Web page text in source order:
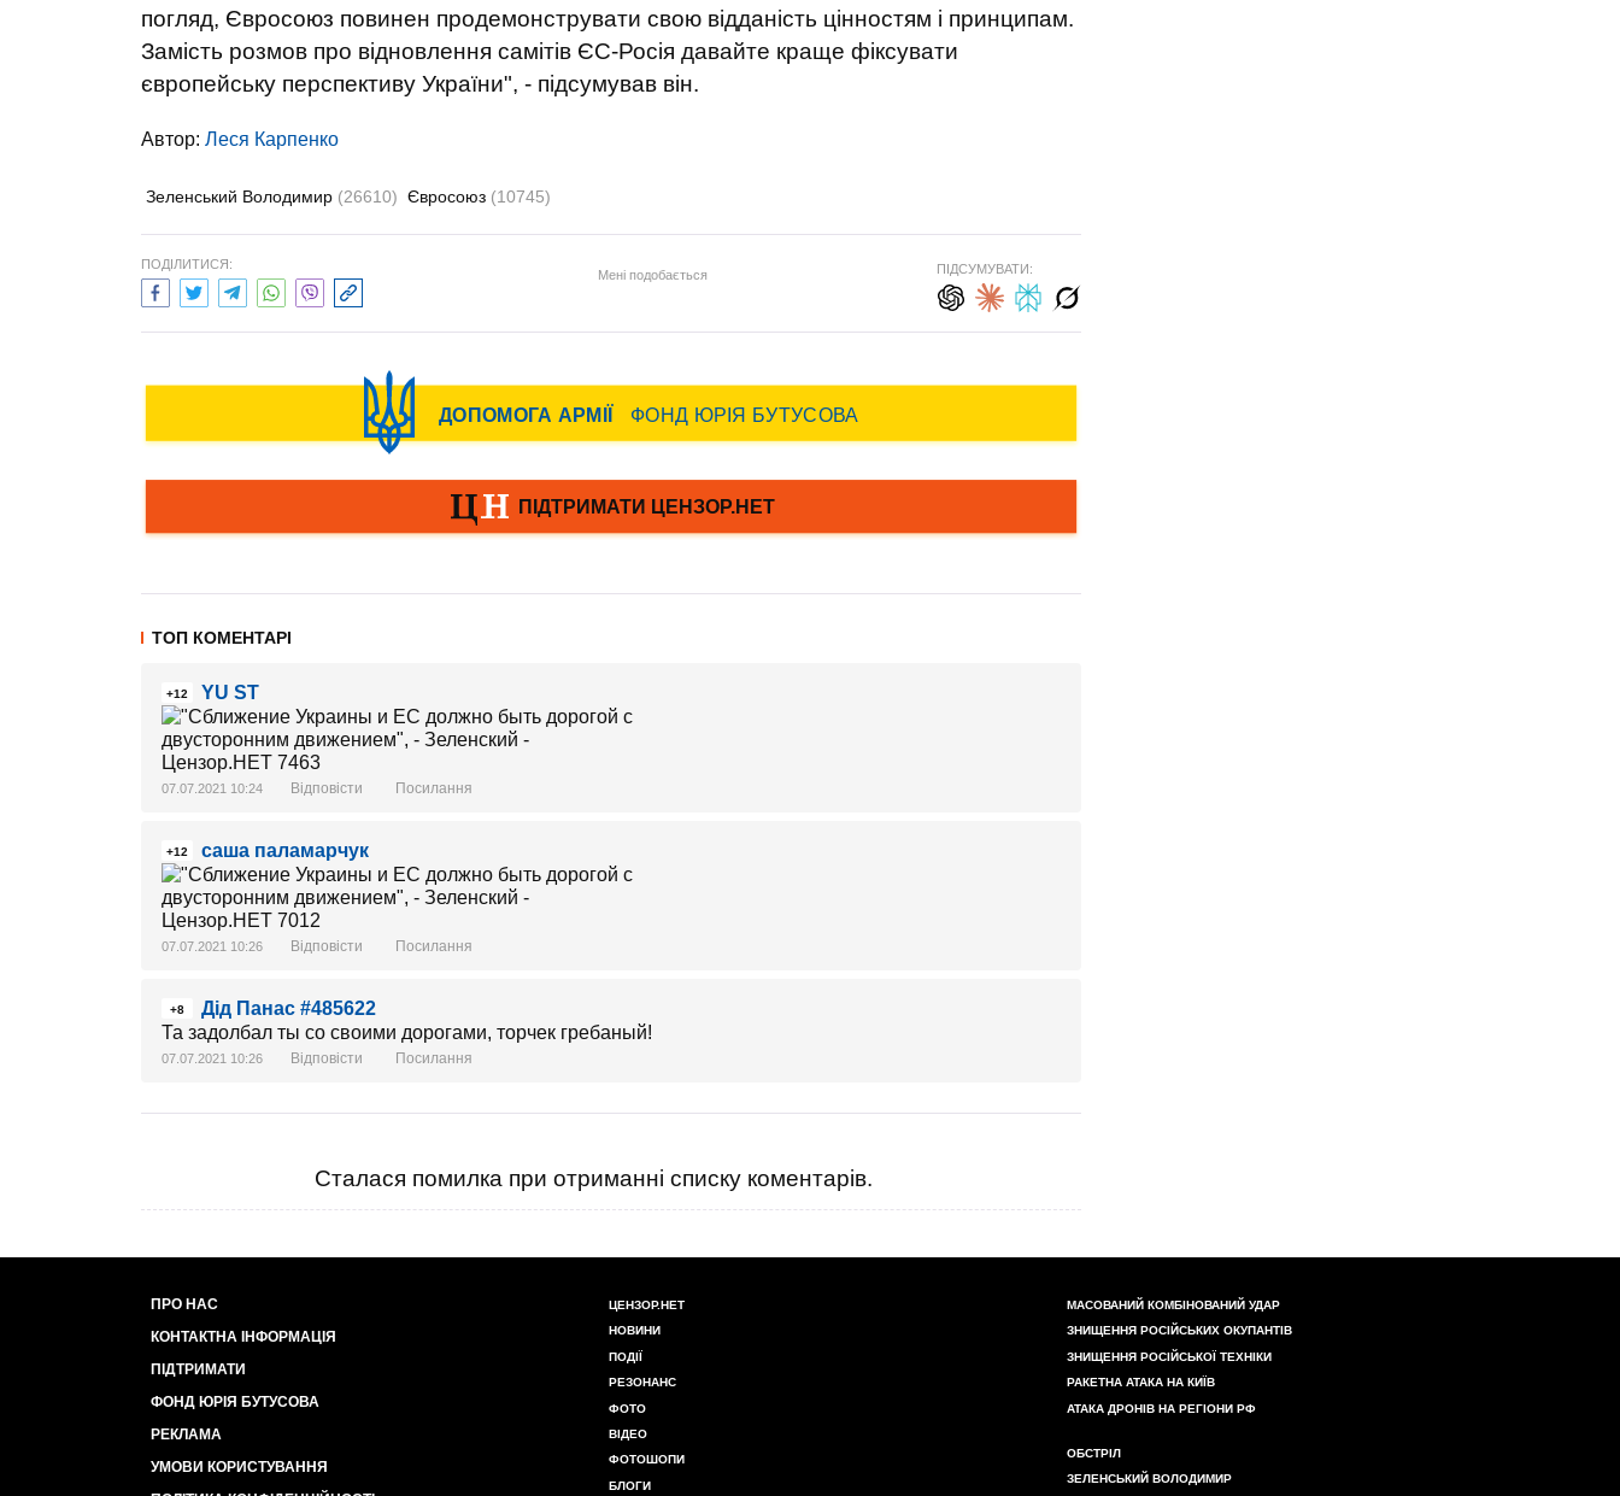
погляд, Євросоюз повинен продемонструвати свою відданість цінностям і принципам.
Замість розмов про відновлення самітів ЄС-Росія давайте краще фіксувати
європейську перспективу України", - підсумував він.
Автор: Леся Карпенко
Зеленський Володимир (26610) Євросоюз (10745)
ПОДІЛИТИСЯ:
Мені подобається ПІДСУМУВАТИ:
ТОП КОМЕНТАРІ
+12 YU ST
07.07.2021 10:24 Відповісти Посилання
+12 саша паламарчук
07.07.2021 10:26 Відповісти Посилання
+8
Дід Панас #485622
Та задолбал ты со своими дорогами, торчек гребаный!
07.07.2021 10:26 Відповісти Посилання
Сталася помилка при отриманні списку коментарів.
ПРО НАС
КОНТАКТНА ІНФОРМАЦІЯ
ПІДТРИМАТИ
ФОНД ЮРІЯ БУТУСОВА
РЕКЛАМА
УМОВИ КОРИСТУВАННЯ
ЦЕНЗОР.НЕТ
НОВИНИ
ПОДІЇ
РЕЗОНАНС
ФОТО
ВІДЕО
ФОТОШОПИ
БЛОГИ
МАСОВАНИЙ КОМБІНОВАНИЙ УДАР
ЗНИЩЕННЯ РОСІЙСЬКИХ ОКУПАНТІВ
ЗНИЩЕННЯ РОСІЙСЬКОЇ ТЕХНІКИ
РАКЕТНА АТАКА НА КИЇВ
АТАКА ДРОНІВ НА РЕГІОНИ РФ
ОБСТРІЛ
ЗЕЛЕНСЬКИЙ ВОЛОДИМИР